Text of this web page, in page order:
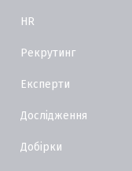
HR
Рекрутинг
Експерти
Дослідження
Добірки